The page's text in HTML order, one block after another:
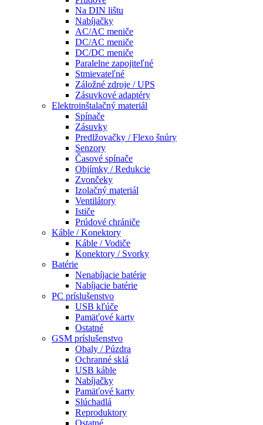
Na DIN lištu
Nabíjačky
AC/AC meniče
DC/AC meniče
DC/DC meniče
Paralelne zapojiteľné
Stmievateľné
Záložné zdroje / UPS
Zásuvkové adaptéry
Elektroinštalačný materiál
Spínače
Zásuvky
Predlžovačky / Flexo šnúry
Senzory
Časové spínače
Objímky / Redukcie
Zvončeky
Izolačný materiál
Ventilátory
Ističe
Prúdové chrániče
Káble / Konektory
Káble / Vodiče
Konektory / Svorky
Batérie
Nenabíjacie batérie
Nabíjacie batérie
PC príslušenstvo
USB kľúče
Pamäťové karty
Ostatné
GSM príslušenstvo
Obaly / Púzdra
Ochranné sklá
USB káble
Nabíjačky
Pamäťové karty
Slúchadlá
Reproduktory
Ostatné